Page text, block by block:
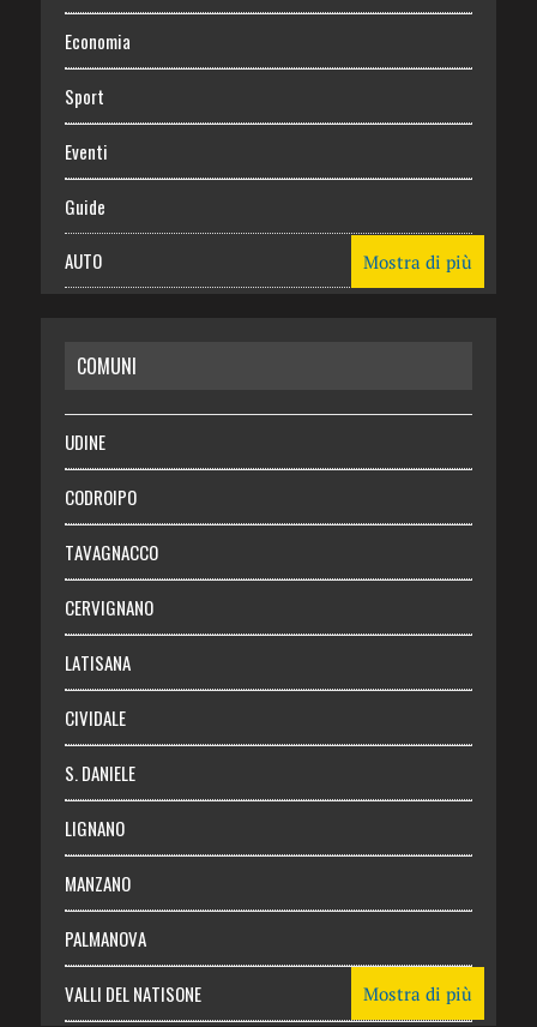
Economia
Sport
Eventi
Guide
AUTO
RISPARMIO
SALUTE
Necrologie
Chi siamo
Abbonati
Login
Mostra di più
COMUNI
UDINE
CODROIPO
TAVAGNACCO
CERVIGNANO
LATISANA
CIVIDALE
S. DANIELE
LIGNANO
MANZANO
PALMANOVA
VALLI DEL NATISONE Mostra di più